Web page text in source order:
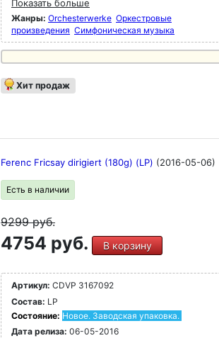
Показать больше
Жанры: Orchesterwerke Оркестровые
произведения Симфоническая музыка
Хит продаж
Ferenc Fricsay dirigiert (180g) (LP) (2016-05-06)
Есть в наличии
9299руб.
4754 руб. В корзину
Артикул: CDVP 3167092
Состав: LP
Состояние: Новое. Заводская упаковка.
Дата релиза: 06-05-2016